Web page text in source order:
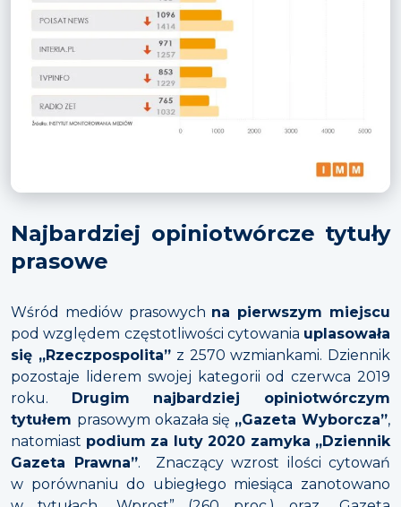
Najbardziej opiniotwórcze tytuły
prasowe
Wśród mediów prasowych na pierwszym miejscu
pod względem częstotliwości cytowania uplasowała
się „Rzeczpospolita” z 2570 wzmiankami. Dziennik
pozostaje liderem swojej kategorii od czerwca 2019
roku. Drugim najbardziej opiniotwórczym
tytułem prasowym okazała się „Gazeta Wyborcza”,
natomiast podium za luty 2020 zamyka „Dziennik
Gazeta Prawna”. Znaczący wzrost ilości cytowań
w porównaniu do ubiegłego miesiąca zanotowano